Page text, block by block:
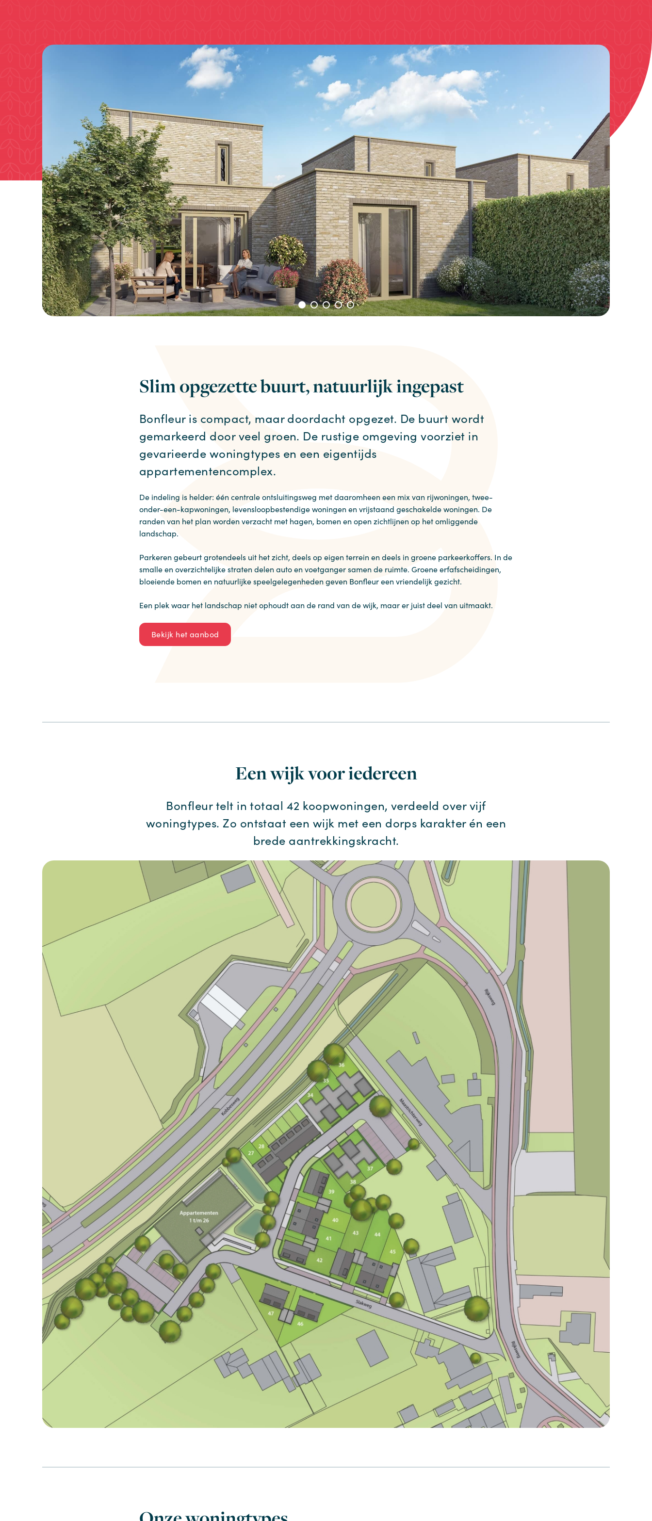
Slim opgezette buurt, natuurlijk ingepast
Bonfleur is compact, maar doordacht opgezet. De buurt wordt
gemarkeerd door veel groen. De rustige omgeving voorziet in
gevarieerde woningtypes en een eigentijds
appartementencomplex.
De indeling is helder: één centrale ontsluitingsweg met daaromheen een mix van rijwoningen, twee-
onder-een-kapwoningen, levensloopbestendige woningen en vrijstaand geschakelde woningen. De
randen van het plan worden verzacht met hagen, bomen en open zichtlijnen op het omliggende
landschap.
Parkeren gebeurt grotendeels uit het zicht, deels op eigen terrein en deels in groene parkeerkoffers. In de
smalle en overzichtelijke straten delen auto en voetganger samen de ruimte. Groene erfafscheidingen,
bloeiende bomen en natuurlijke speelgelegenheden geven Bonfleur een vriendelijk gezicht.
Een plek waar het landschap niet ophoudt aan de rand van de wijk, maar er juist deel van uitmaakt.
Bekijk het aanbod
Een wijk voor iedereen
Bonfleur telt in totaal 42 koopwoningen, verdeeld over vijf
woningtypes. Zo ontstaat een wijk met een dorps karakter én een
brede aantrekkingskracht.